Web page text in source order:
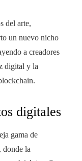
del arte,
un nuevo nicho
a creadores
digital y la
digitales
gama de
donde la